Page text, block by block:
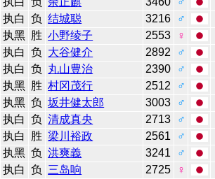
执白 负 结城聪 3216
♂
执黑 胜 小野绫子 2553
♀
执白 负 大谷健介 2892
♂
执白 负 丸山豊治 2390
♂
执黑 胜 村冈茂行 2512
♂
执黑 负 坂井健太郎 3003
♂
执白 负 清成真央 2713
♂
执白 胜 梁川裕政 2561
♂
执黑 负 洪爽義 3241
♂
执白 负 三岛响 2725
♀